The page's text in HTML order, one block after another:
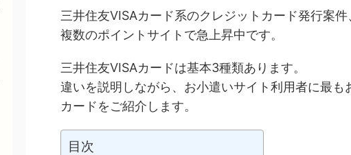
三井住友VISAカード系のクレジットカード発行案件
複数のポイントサイトで急上昇中です。
三井住友VISAカードは基本3種類あります。
違いを説明しながら、お小遣いサイト利用者に最も
カードをご紹介します。
目次